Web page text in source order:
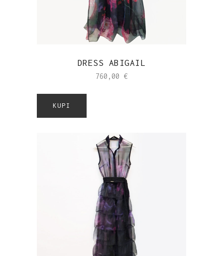
DRESS ABIGAIL
760,00 €
KUPI